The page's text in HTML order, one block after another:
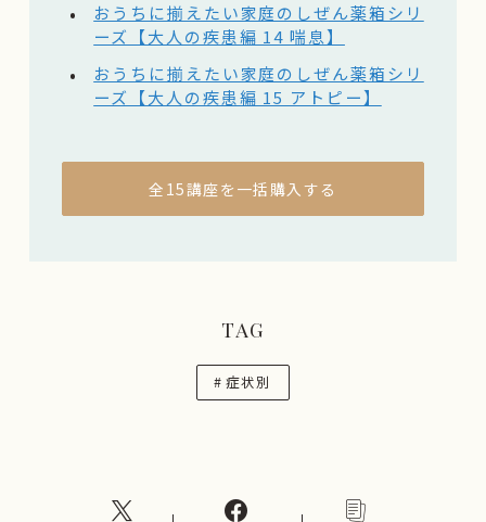
おうちに揃えたい家庭のしぜん薬箱シリ
ーズ【大人の疾患編 14 喘息】
おうちに揃えたい家庭のしぜん薬箱シリ
ーズ【大人の疾患編 15 アトピー】
全15講座を一括購入する
TAG
# 症状別